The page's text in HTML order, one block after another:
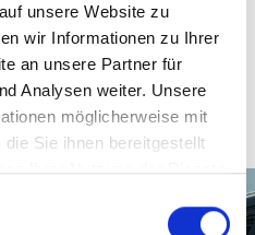
unsere Website zu
wir Informationen zu Ihrer
an unsere Partner für
Analysen weiter. Unsere
möglicherweise mit
Sie ihnen bereitgestellt
Ihrer Nutzung der Dienste